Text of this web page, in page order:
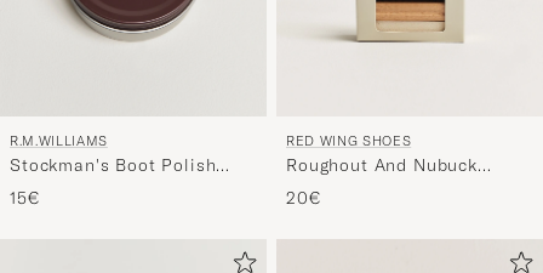
R.M.WILLIAMS
Stockman's Boot Polish
70ml Chestnut
15€
RED WING SHOES
Roughout And Nubuck
Cleaner Kit
20€